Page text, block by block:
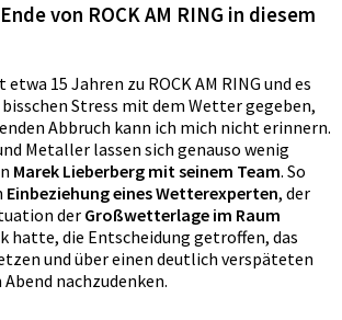
von ROCK AM RING in diesem
15 Jahren zu ROCK AM RING und es
Stress mit dem Wetter gegeben,
Abbruch kann ich mich nicht erinnern.
Metaller lassen sich genauso wenig
Marek Lieberberg mit seinem Team. So
Einbeziehung eines Wetterexperten, der
der Großwetterlage im Raum
hatte, die Entscheidung getroffen, das
und über einen deutlich verspäteten
nachzudenken.